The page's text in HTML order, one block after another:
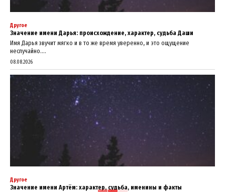
Другое
Значение имени Дарья: происхождение, характер, судьба Даши
Имя Дарья звучит мягко и в то же время уверенно, и это ощущение
неслучайно....
08.08.2026
Другое
Значение имени Артём: характер, судьба, именины и факты